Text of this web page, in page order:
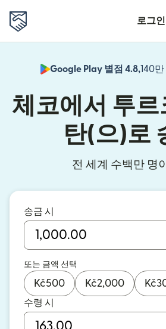
로그인
Google Play 별점 4.8,140
체코에서 투
탄(으)로
전 세계 수백만 명
송금 시
또는 금액 선택
Kč500 Kč2,000 Kč
수령 시